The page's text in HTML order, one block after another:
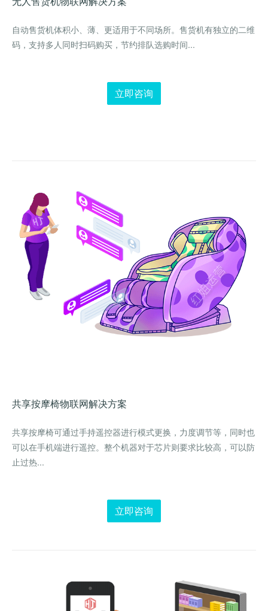
自动售货机体积小、薄、更适用于不同场所。售货机有独立的二维
码，支持多人同时扫码购买，节约排队选购时间...
立即咨询
共享按摩椅物联网解决方案
共享按摩椅可通过手持遥控器进行模式更换，力度调节等，同时也
可以在手机端进行遥控。整个机器对于芯片则要求比较高，可以防
止过热...
立即咨询